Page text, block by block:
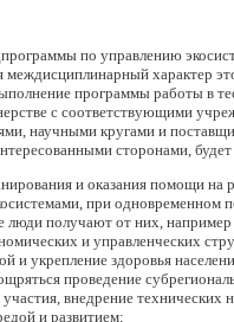
по управлению
характер
программы работы в
с соответствующими
научными кругами и
сторонами,
и оказания помощи на
при
люди получают от них,
и управленческих
и укрепление здоровья
проведение
внедрение
и развитием;